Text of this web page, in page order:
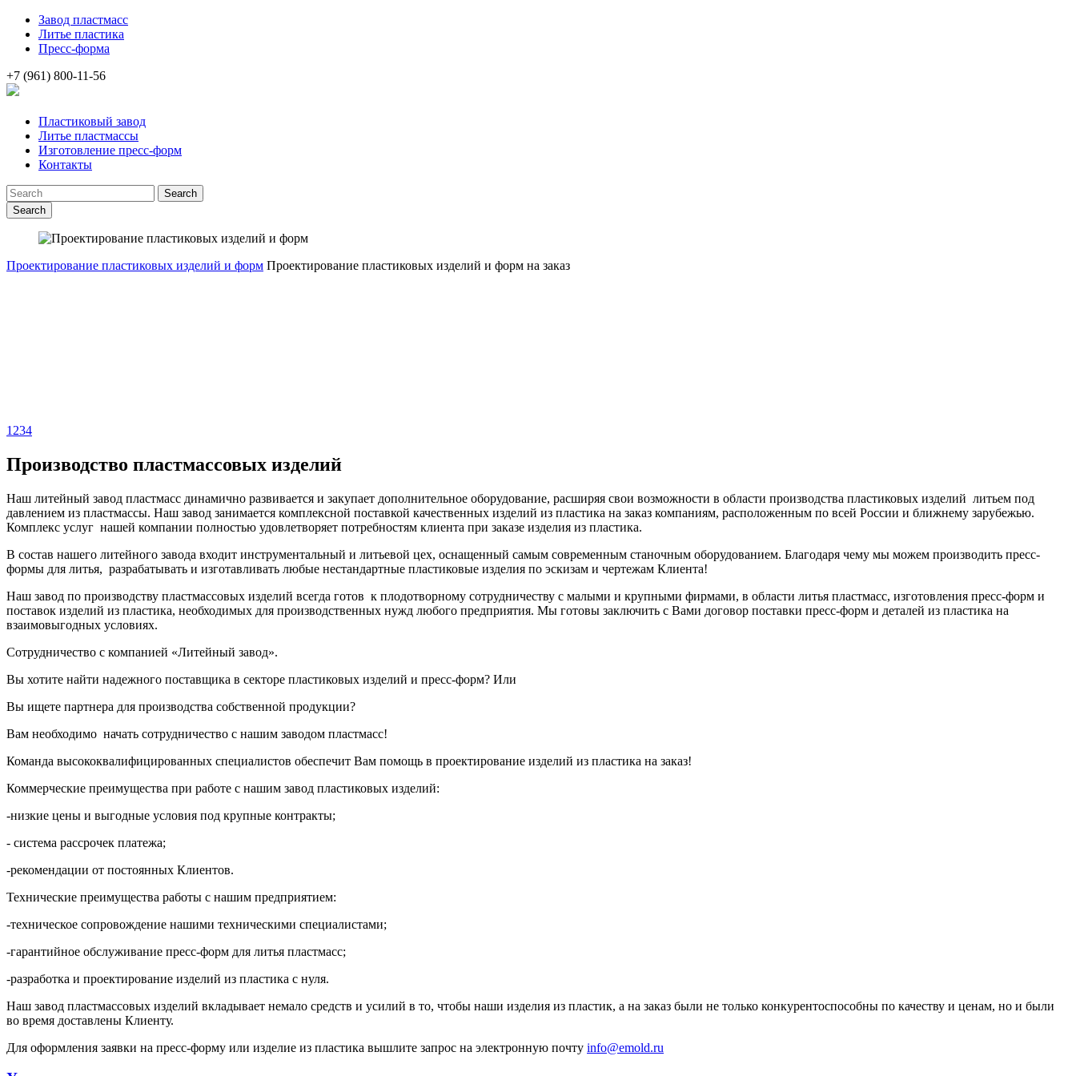
Завод пластмасс
Литье пластика
Пресс-форма
+7 (961) 800-11-56
Пластиковый завод
Литье пластмассы
Изготовление пресс-форм
Контакты
Search
Проектирование пластиковых изделий и форм Проектирование пластиковых изделий и форм на заказ
1 234
Производство пластмассовых изделий
Наш литейный завод пластмасс динамично развивается и закупает дополнительное оборудование, расширяя свои возможности в области производства пластиковых изделий литьем под
давлением из пластмассы. Наш завод занимается комплексной поставкой качественных изделий из пластика на заказ компаниям, расположенным по всей России и ближнему зарубежью.
Комплекс услуг нашей компании полностью удовлетворяет потребностям клиента при заказе изделия из пластика.
В состав нашего литейного завода входит инструментальный и литьевой цех, оснащенный самым современным станочным оборудованием. Благодаря чему мы можем производить пресс-
формы для литья, разрабатывать и изготавливать любые нестандартные пластиковые изделия по эскизам и чертежам Клиента!
Наш завод по производству пластмассовых изделий всегда готов к плодотворному сотрудничеству с малыми и крупными фирмами, в области литья пластмасс, изготовления пресс-форм и
поставок изделий из пластика, необходимых для производственных нужд любого предприятия. Мы готовы заключить с Вами договор поставки пресс-форм и деталей из пластика на
взаимовыгодных условиях.
Сотрудничество с компанией «Литейный завод».
Вы хотите найти надежного поставщика в секторе пластиковых изделий и пресс-форм? Или
Вы ищете партнера для производства собственной продукции?
Вам необходимо начать сотрудничество с нашим заводом пластмасс!
Команда высококвалифицированных специалистов обеспечит Вам помощь в проектирование изделий из пластика на заказ!
Коммерческие преимущества при работе с нашим завод пластиковых изделий:
-низкие цены и выгодные условия под крупные контракты;
- система рассрочек платежа;
-рекомендации от постоянных Клиентов.
Технические преимущества работы с нашим предприятием:
-техническое сопровождение нашими техническими специалистами;
-гарантийное обслуживание пресс-форм для литья пластмасс;
-разработка и проектирование изделий из пластика с нуля.
Наш завод пластмассовых изделий вкладывает немало средств и усилий в то, чтобы наши изделия из пластик, а на заказ были не только конкурентоспособны по качеству и ценам, но и были
во время доставлены Клиенту.
Для оформления заявки на пресс-форму или изделие из пластика вышлите запрос на электронную почту info@emold.ru